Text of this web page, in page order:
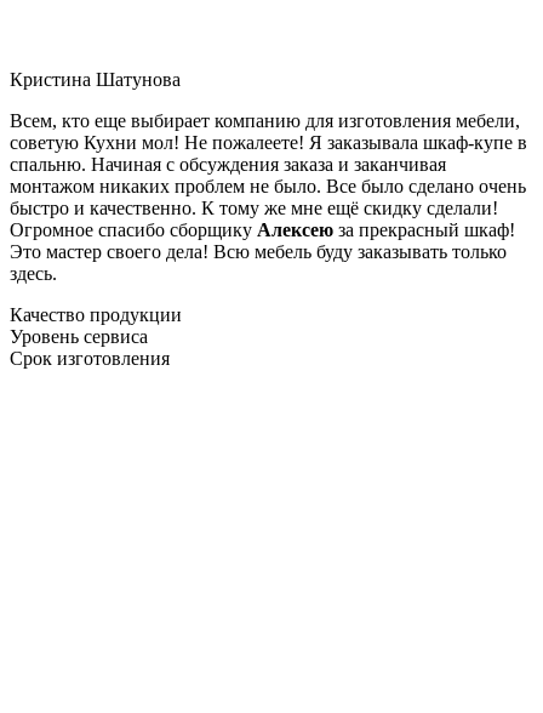
Кристина Шатунова
Всем, кто еще выбирает компанию для изготовления мебели,
советую Кухни мол! Не пожалеете! Я заказывала шкаф-купе в
спальню. Начиная с обсуждения заказа и заканчивая
монтажом никаких проблем не было. Все было сделано очень
быстро и качественно. К тому же мне ещё скидку сделали!
Огромное спасибо сборщику Алексею за прекрасный шкаф!
Это мастер своего дела! Всю мебель буду заказывать только
здесь.
Качество продукции
Уровень сервиса
Срок изготовления